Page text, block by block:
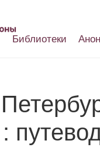
Библиотеки